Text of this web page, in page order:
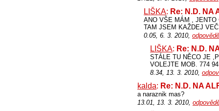
LIŠKA: Re: N.D. NA
ANO VŠE MÁM , JENTO
TAM JSEM KAŽDEJ
0.05, 6. 3. 2010,
LIŠKA: Re: N.D.
STÁLE TU NĚCO JE
VOLEJTE MOB. 774
8.34, 13. 3. 2010,
kalda: Re: N.D. NA
a naraznik mas?
13.01, 13. 3. 2010,